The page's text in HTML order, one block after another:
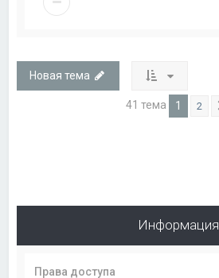
Новая тема
41 тема 1 2
Информация
Права доступа